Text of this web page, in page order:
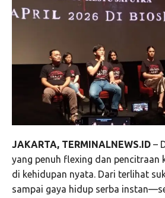
JAKARTA, TERMINALNEWS.ID –
yang penuh flexing dan pencitraan
di kehidupan nyata. Dari terlihat
sampai gaya hidup serba